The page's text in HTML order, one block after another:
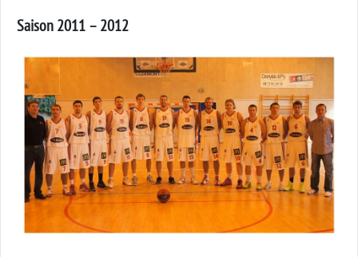
Saison 2011 – 2012